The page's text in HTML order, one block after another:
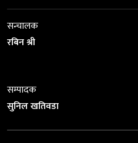
सन्चालक
रबिन श्री
सम्पादक
सुनिल खतिवडा